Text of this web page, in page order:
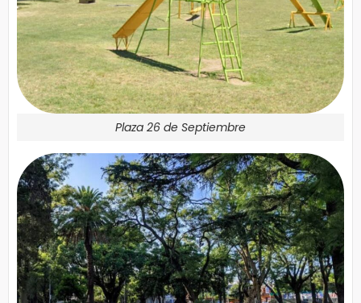
Plaza 26 de Septiembre